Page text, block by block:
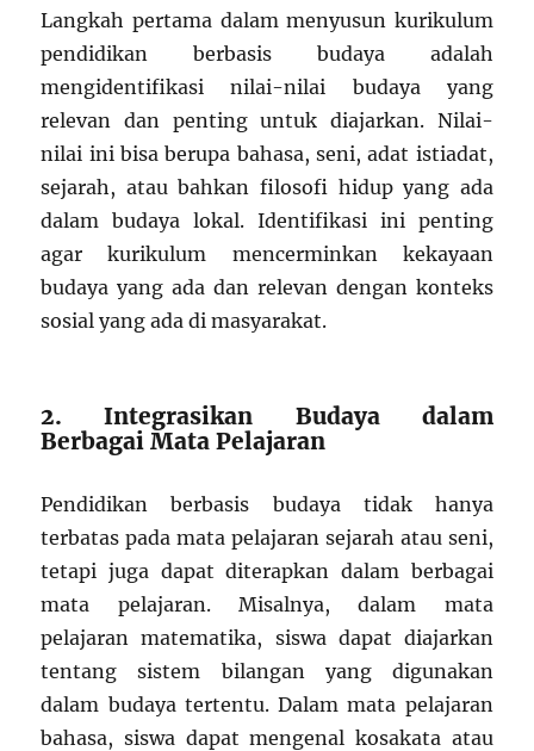
Langkah pertama dalam menyusun kurikulum
pendidikan berbasis budaya adalah
mengidentifikasi nilai-nilai budaya yang
relevan dan penting untuk diajarkan. Nilai-
nilai ini bisa berupa bahasa, seni, adat istiadat,
sejarah, atau bahkan filosofi hidup yang ada
dalam budaya lokal. Identifikasi ini penting
agar kurikulum mencerminkan kekayaan
budaya yang ada dan relevan dengan konteks
sosial yang ada di masyarakat.
2. Integrasikan Budaya dalam
Berbagai Mata Pelajaran
Pendidikan berbasis budaya tidak hanya
terbatas pada mata pelajaran sejarah atau seni,
tetapi juga dapat diterapkan dalam berbagai
mata pelajaran. Misalnya, dalam mata
pelajaran matematika, siswa dapat diajarkan
tentang sistem bilangan yang digunakan
dalam budaya tertentu. Dalam mata pelajaran
bahasa, siswa dapat mengenal kosakata atau